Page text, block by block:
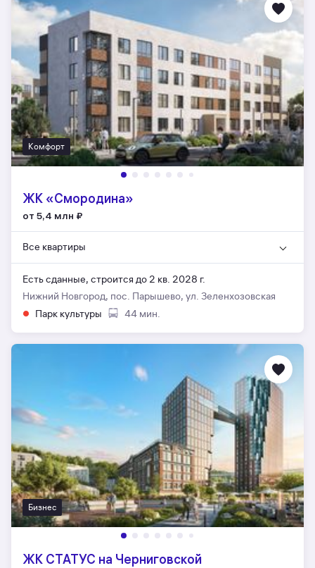
Комфорт
ЖК «Смородина»
от 5,4 млн ₽
Все квартиры
Есть сданные, строится до 2 кв. 2028 г.
Нижний Новгород, пос. Парышево, ул. Зеленхозовская
Парк культуры
44 мин.
Бизнес
ЖК СТАТУС на Черниговской